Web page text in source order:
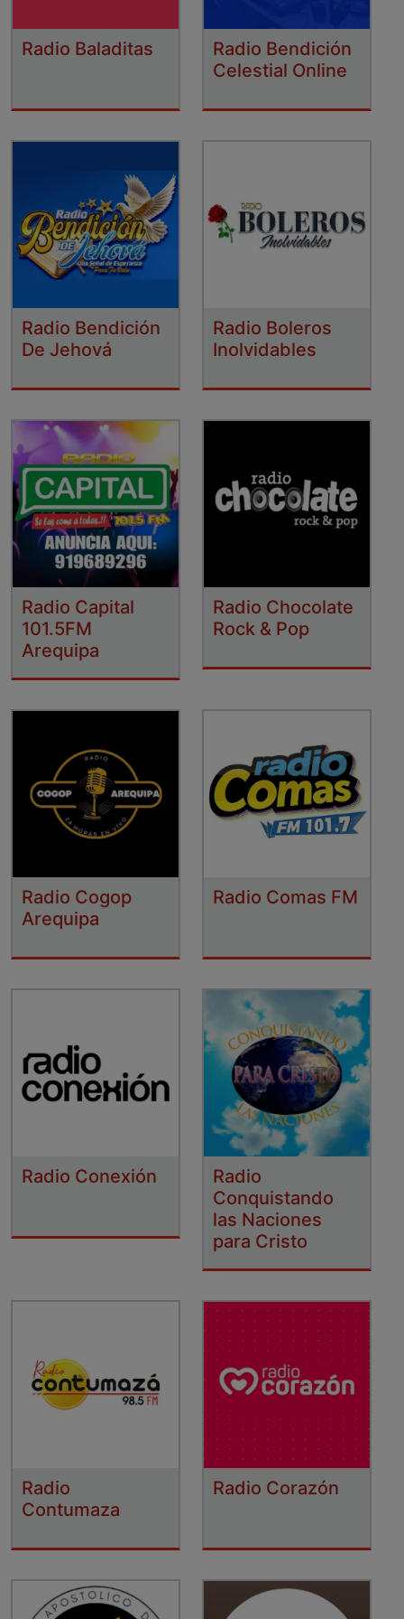
Radio Baladitas
Radio Bendición
Celestial Online
Radio Bendición
De Jehová
Radio Boleros
Inolvidables
Radio Capital
101.5FM
Arequipa
Radio Chocolate
Rock & Pop
Radio Cogop
Arequipa
Radio Comas FM
Radio Conexión
Radio
Conquistando
las Naciones
para Cristo
Radio
Contumaza
Radio Corazón